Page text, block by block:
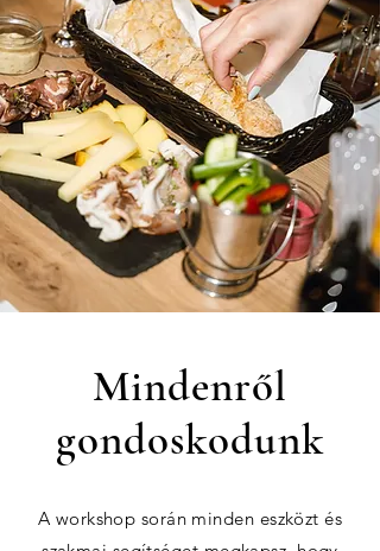
Mindenről
gondoskodunk
A workshop során minden eszközt és